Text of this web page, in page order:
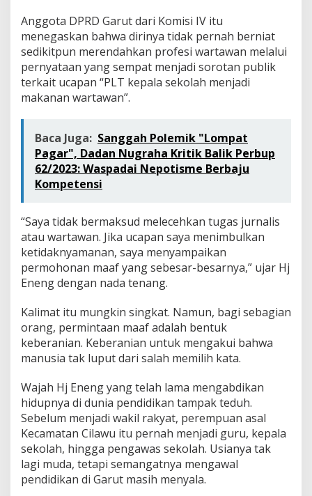
l
h
e
m
a
k
a
n
Anggota DPRD Garut dari Komisi IV itu
menegaskan bahwa dirinya tidak pernah berniat
sedikitpun merendahkan profesi wartawan melalui
pernyataan yang sempat menjadi sorotan publik
terkait ucapan “PLT kepala sekolah menjadi
makanan wartawan”.
Baca Juga: Sanggah Polemik "Lompat
Pagar", Dadan Nugraha Kritik Balik Perbup
62/2023: Waspadai Nepotisme Berbaju
Kompetensi
“Saya tidak bermaksud melecehkan tugas jurnalis
atau wartawan. Jika ucapan saya menimbulkan
ketidaknyamanan, saya menyampaikan
permohonan maaf yang sebesar-besarnya,” ujar Hj
Eneng dengan nada tenang.
Kalimat itu mungkin singkat. Namun, bagi sebagian
orang, permintaan maaf adalah bentuk
keberanian. Keberanian untuk mengakui bahwa
manusia tak luput dari salah memilih kata.
Wajah Hj Eneng yang telah lama mengabdikan
hidupnya di dunia pendidikan tampak teduh.
Sebelum menjadi wakil rakyat, perempuan asal
Kecamatan Cilawu itu pernah menjadi guru, kepala
sekolah, hingga pengawas sekolah. Usianya tak
lagi muda, tetapi semangatnya mengawal
pendidikan di Garut masih menyala.